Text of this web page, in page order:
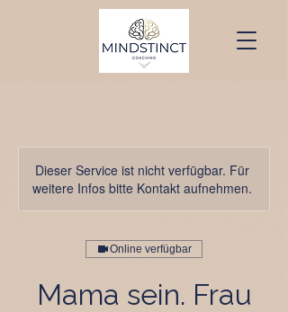
Dieser Service ist nicht verfügbar. Für
weitere Infos bitte Kontakt aufnehmen.
Online verfügbar
Mama sein. Frau